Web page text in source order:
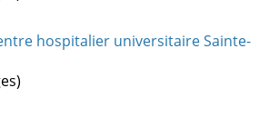
hospitalier universitaire Sainte-